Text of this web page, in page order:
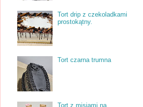
Tort drip z czekoladkami
prostokątny.
Tort czarna trumna
Tort z misiami na